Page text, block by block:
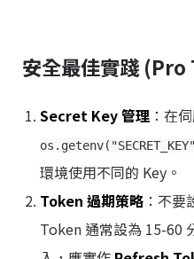
安全最佳實踐 (Pro
Secret Key 管理 ：在
環境使用不同的 Key。
Token 過期策略 ：不要
Token 通常設為 15-60